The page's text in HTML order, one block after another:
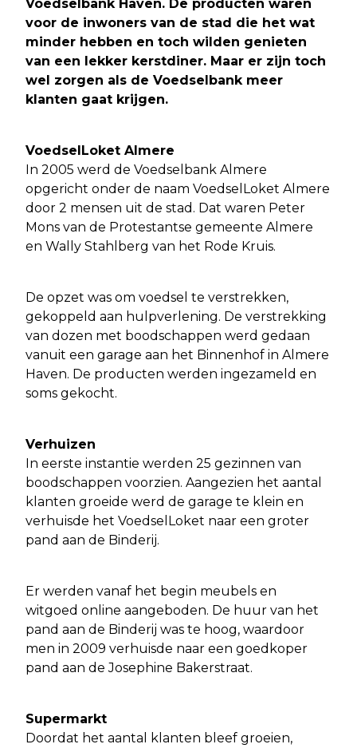
Voedselbank Haven. De producten waren
voor de inwoners van de stad die het wat
minder hebben en toch wilden genieten
van een lekker kerstdiner. Maar er zijn toch
wel zorgen als de Voedselbank meer
klanten gaat krijgen.
VoedselLoket Almere
In 2005 werd de Voedselbank Almere
opgericht onder de naam VoedselLoket Almere
door 2 mensen uit de stad. Dat waren Peter
Mons van de Protestantse gemeente Almere
en Wally Stahlberg van het Rode Kruis.
De opzet was om voedsel te verstrekken,
gekoppeld aan hulpverlening. De verstrekking
van dozen met boodschappen werd gedaan
vanuit een garage aan het Binnenhof in Almere
Haven. De producten werden ingezameld en
soms gekocht.
Verhuizen
In eerste instantie werden 25 gezinnen van
boodschappen voorzien. Aangezien het aantal
klanten groeide werd de garage te klein en
verhuisde het VoedselLoket naar een groter
pand aan de Binderij.
Er werden vanaf het begin meubels en
witgoed online aangeboden. De huur van het
pand aan de Binderij was te hoog, waardoor
men in 2009 verhuisde naar een goedkoper
pand aan de Josephine Bakerstraat.
Supermarkt
Doordat het aantal klanten bleef groeien,